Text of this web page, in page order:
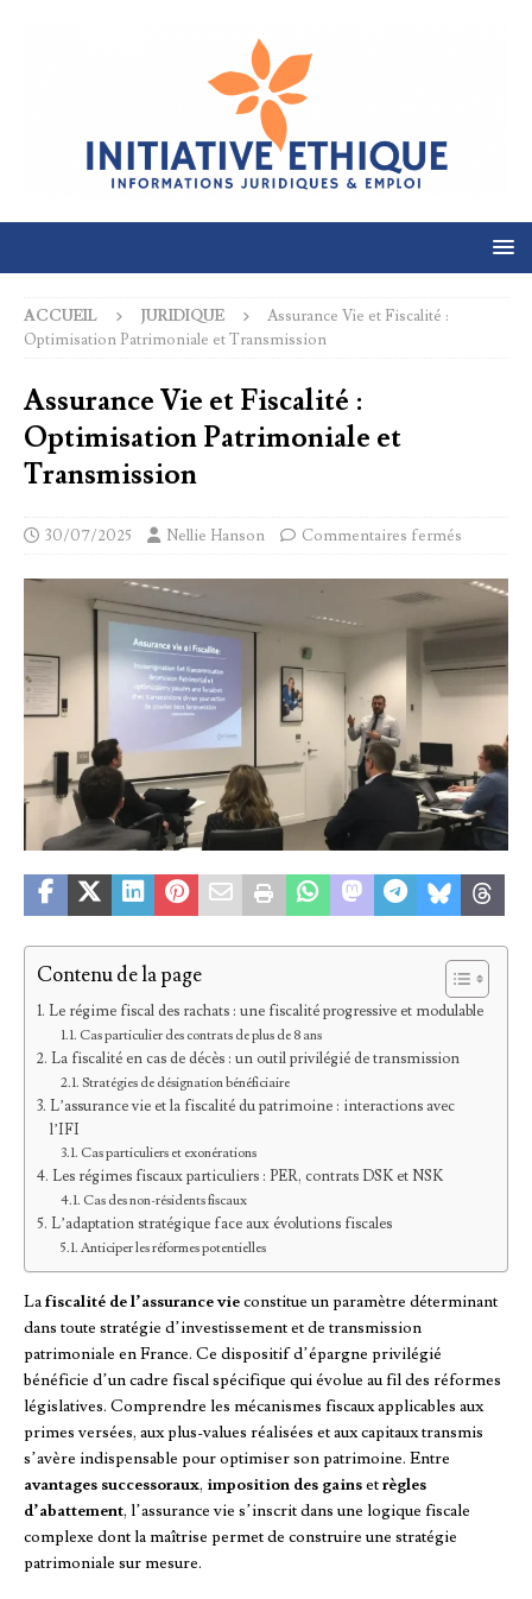
ACCUEIL JURIDIQUE
Assurance Vie et Fiscalité :
Optimisation Patrimoniale et Transmission
Assurance Vie et Fiscalité :
Optimisation Patrimoniale et
Transmission
30/07/2025 Nellie Hanson Commentaires fermés
Contenu de la page
Le régime fiscal des rachats : une fiscalité progressive et modulable
Cas particulier des contrats de plus de 8 ans
La fiscalité en cas de décès : un outil privilégié de transmission
Stratégies de désignation bénéficiaire
L’assurance vie et la fiscalité du patrimoine : interactions avec
l’IFI
Cas particuliers et exonérations
Les régimes fiscaux particuliers : PER, contrats DSK et NSK
Cas des non-résidents fiscaux
L’adaptation stratégique face aux évolutions fiscales
Anticiper les réformes potentielles
Lafiscalité de l’assurance vieconstitue un paramètre déterminant
dans toute stratégie d’investissement et de transmission
patrimoniale en France. Ce dispositif d’épargne privilégié
bénéficie d’un cadre fiscal spécifique qui évolue au fil des réformes
législatives. Comprendre les mécanismes fiscaux applicables aux
primes versées, aux plus-values réalisées et aux capitaux transmis
s’avère indispensable pour optimiser son patrimoine. Entre
avantages successoraux, imposition des gainsetrègles
d’abattement, l’assurance vie s’inscrit dans une logique fiscale
complexe dont la maîtrise permet de construire une stratégie
patrimoniale sur mesure.